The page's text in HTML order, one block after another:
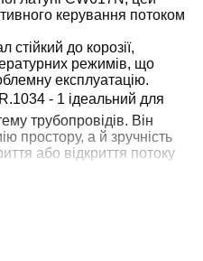
керування потоком
до корозії,
режимів, що
експлуатацію.
- 1 ідеальний для
трубопровідів. Він
простору, а й зручність
або відкриття потоку
інструментарію або
гайка забезпечує